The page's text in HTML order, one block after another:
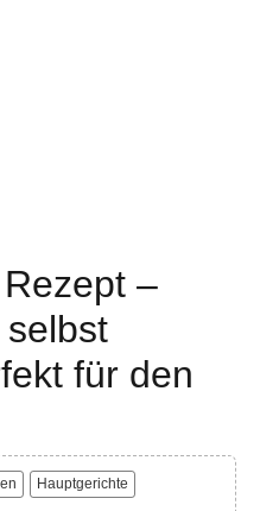
–
für den
Hauptgerichte